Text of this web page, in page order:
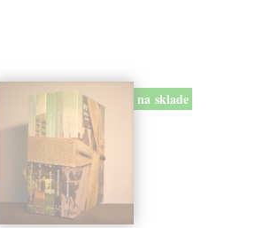
na sklade